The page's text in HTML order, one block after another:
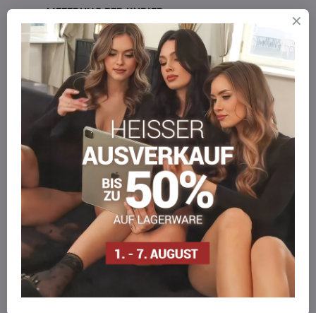
LIEFERUNG PER KURIER
Schnell und direkt nach Hause.
SICHERE ZAHLUNGEN
Gesicherte Online-Zahlungen
Ware auf Lager
Wir versenden sofort
Werden Sie Teil von everlady
Werden Sie Teil von everlady und genießen Sie einen 5 %
Mitgliedervorteilbei jedem Einkauf.
Der Vorteil wird automatisch im Warenkorb angewendet.
Möchten Sie mehr bestellen, als wir
auf Lager haben?
Zögern Sie nicht, uns zu kontaktieren, wir füllen die Ware für Sie
wieder auf!
info​@everlady​.eu